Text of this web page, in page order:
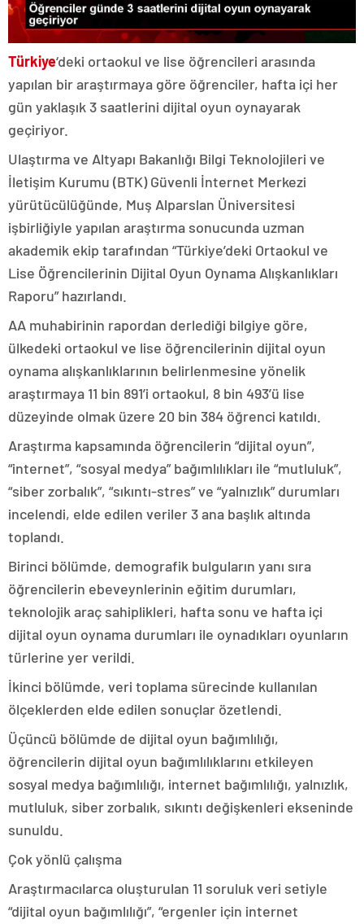
Türkiye‘deki ortaokul ve lise öğrencileri arasında
yapılan bir araştırmaya göre öğrenciler, hafta içi her
gün yaklaşık 3 saatlerini dijital oyun oynayarak
geçiriyor.
Ulaştırma ve Altyapı Bakanlığı Bilgi Teknolojileri ve
İletişim Kurumu (BTK) Güvenli İnternet Merkezi
yürütücülüğünde, Muş Alparslan Üniversitesi
işbirliğiyle yapılan araştırma sonucunda uzman
akademik ekip tarafından “Türkiye’deki Ortaokul ve
Lise Öğrencilerinin Dijital Oyun Oynama Alışkanlıkları
Raporu” hazırlandı.
AA muhabirinin rapordan derlediği bilgiye göre,
ülkedeki ortaokul ve lise öğrencilerinin dijital oyun
oynama alışkanlıklarının belirlenmesine yönelik
araştırmaya 11 bin 891’i ortaokul, 8 bin 493’ü lise
düzeyinde olmak üzere 20 bin 384 öğrenci katıldı.
Araştırma kapsamında öğrencilerin “dijital oyun”,
“internet”, “sosyal medya” bağımlılıkları ile “mutluluk”,
“siber zorbalık”, “sıkıntı-stres” ve “yalnızlık” durumları
incelendi, elde edilen veriler 3 ana başlık altında
toplandı.
Birinci bölümde, demografik bulguların yanı sıra
öğrencilerin ebeveynlerinin eğitim durumları,
teknolojik araç sahiplikleri, hafta sonu ve hafta içi
dijital oyun oynama durumları ile oynadıkları oyunların
türlerine yer verildi.
İkinci bölümde, veri toplama sürecinde kullanılan
ölçeklerden elde edilen sonuçlar özetlendi.
Üçüncü bölümde de dijital oyun bağımlılığı,
öğrencilerin dijital oyun bağımlılıklarını etkileyen
sosyal medya bağımlılığı, internet bağımlılığı, yalnızlık,
mutluluk, siber zorbalık, sıkıntı değişkenleri ekseninde
sunuldu.
Çok yönlü çalışma
Araştırmacılarca oluşturulan 11 soruluk veri setiyle
“dijital oyun bağımlılığı”, “ergenler için internet